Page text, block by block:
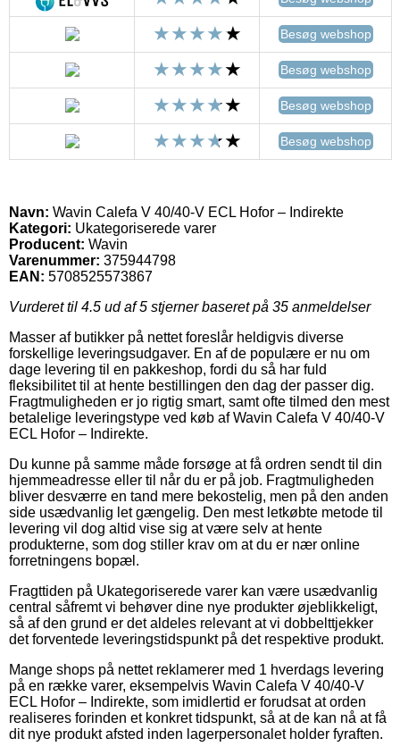
Besøg webshop
Besøg webshop
Besøg webshop
Besøg webshop
Navn: Wavin Calefa V 40/40-V ECL Hofor – Indirekte
Kategori: Ukategoriserede varer
Producent: Wavin
Varenummer: 375944798
EAN: 5708525573867
Vurderet til 4.5 ud af 5 stjerner baseret på 35 anmeldelser
Masser af butikker på nettet foreslår heldigvis diverse
forskellige leveringsudgaver. En af de populære er nu om
dage levering til en pakkeshop, fordi du så har fuld
fleksibilitet til at hente bestillingen den dag der passer dig.
Fragtmuligheden er jo rigtig smart, samt ofte tilmed den mest
betalelige leveringstype ved køb af Wavin Calefa V 40/40-V
ECL Hofor – Indirekte.
Du kunne på samme måde forsøge at få ordren sendt til din
hjemmeadresse eller til når du er på job. Fragtmuligheden
bliver desværre en tand mere bekostelig, men på den anden
side usædvanlig let gængelig. Den mest letkøbte metode til
levering vil dog altid vise sig at være selv at hente
produkterne, som dog stiller krav om at du er nær online
forretningens bopæl.
Fragttiden på Ukategoriserede varer kan være usædvanlig
central såfremt vi behøver dine nye produkter øjeblikkeligt,
så af den grund er det aldeles relevant at vi dobbelttjekker
det forventede leveringstidspunkt på det respektive produkt.
Mange shops på nettet reklamerer med 1 hverdags levering
på en række varer, eksempelvis Wavin Calefa V 40/40-V
ECL Hofor – Indirekte, som imidlertid er forudsat at orden
realiseres forinden et konkret tidspunkt, så at de kan nå at få
dit nye produkt afsted inden lagerpersonalet holder fyraften.